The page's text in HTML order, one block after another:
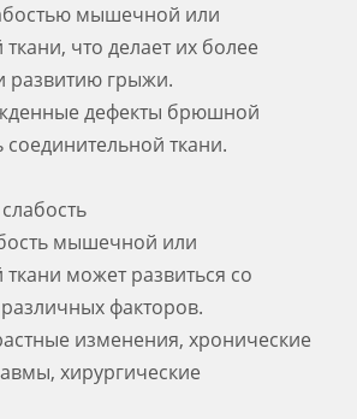
мышечной или
что делает их более
грыжи.
дефекты брюшной
соединительной ткани.
мышечной или
может развиться со
факторов.
изменения, хронические
хирургические